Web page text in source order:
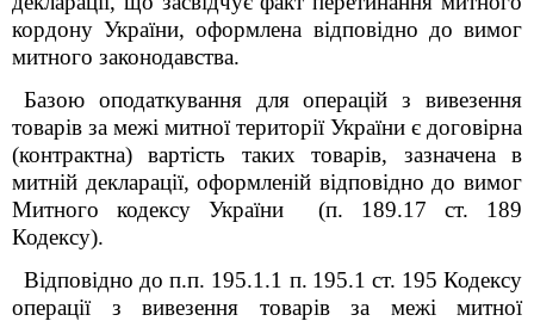
кордону України, оформлена відповідно до вимог
митного законодавства.
Базою оподаткування для операцій з вивезення
товарів за межі митної території України є договірна
(контрактна) вартість таких товарів, зазначена в
митній декларації, оформленій відповідно до вимог
Митного кодексу України (п. 189.17 ст. 189
Кодексу).
Відповідно до п.п. 195.1.1 п. 195.1 ст. 195 Кодексу
операції з вивезення товарів за межі митної